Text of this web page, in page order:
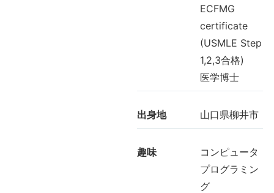
ECFMG
certificate
(USMLE Step
1,2,3合格)
医学博士
出身地 山口県柳井市
趣味
コンピュータ
プログラミン
グ